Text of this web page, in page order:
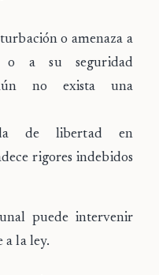
o amenaza a
o a su seguridad
no exista una
de libertad en
rigores indebidos
puede intervenir
a la ley.